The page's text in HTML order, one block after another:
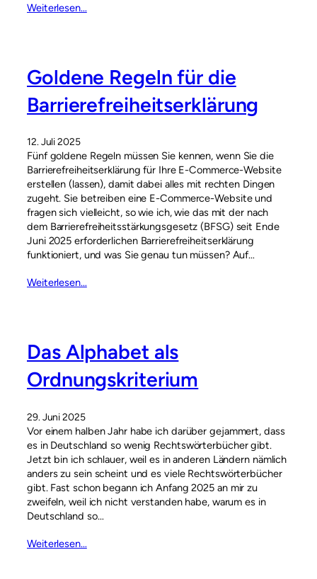
Weiterlesen…
Goldene Regeln für die
Barrierefreiheitserklärung
12. Juli 2025
Fünf goldene Regeln müssen Sie kennen, wenn Sie die
Barrierefreiheitserklärung für Ihre E-Commerce-Website
erstellen (lassen), damit dabei alles mit rechten Dingen
zugeht. Sie betreiben eine E-Commerce-Website und
fragen sich vielleicht, so wie ich, wie das mit der nach
dem Barrierefreiheitsstärkungsgesetz (BFSG) seit Ende
Juni 2025 erforderlichen Barrierefreiheitserklärung
funktioniert, und was Sie genau tun müssen? Auf…
Weiterlesen…
Das Alphabet als
Ordnungskriterium
29. Juni 2025
Vor einem halben Jahr habe ich darüber gejammert, dass
es in Deutschland so wenig Rechtswörterbücher gibt.
Jetzt bin ich schlauer, weil es in anderen Ländern nämlich
anders zu sein scheint und es viele Rechtswörterbücher
gibt. Fast schon begann ich Anfang 2025 an mir zu
zweifeln, weil ich nicht verstanden habe, warum es in
Deutschland so…
Weiterlesen…